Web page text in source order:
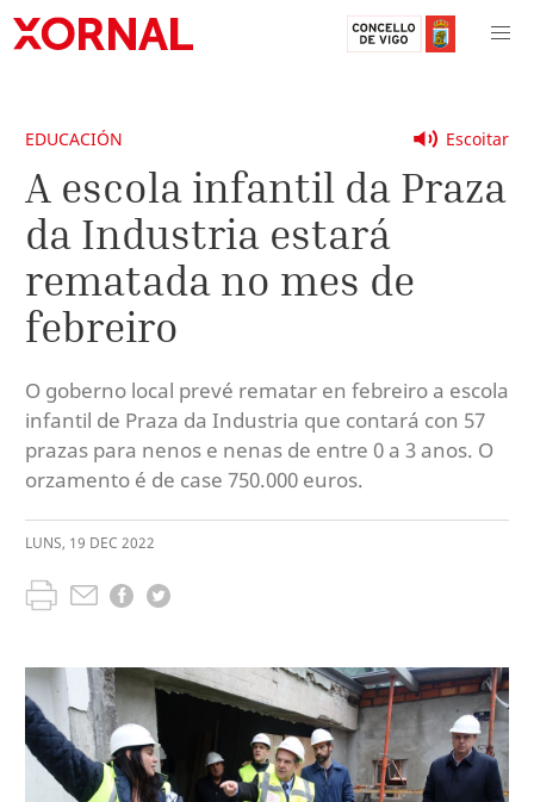
Escoitar
EDUCACIÓN
A escola infantil da Praza
da Industria estará
rematada no mes de
febreiro
O goberno local prevé rematar en febreiro a escola
infantil de Praza da Industria que contará con 57
prazas para nenos e nenas de entre 0 a 3 anos. O
orzamento é de case 750.000 euros.
LUNS, 19 DEC 2022